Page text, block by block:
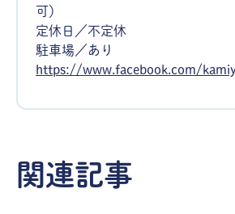
可）
定休日／不定休
駐車場／あり
https://www.facebook.com/
関連記事
の駅／道の駅くるくる なると（徳
鳴門市）